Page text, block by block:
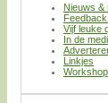
Nieuws &
Vijf leuke
In de
Linkjes